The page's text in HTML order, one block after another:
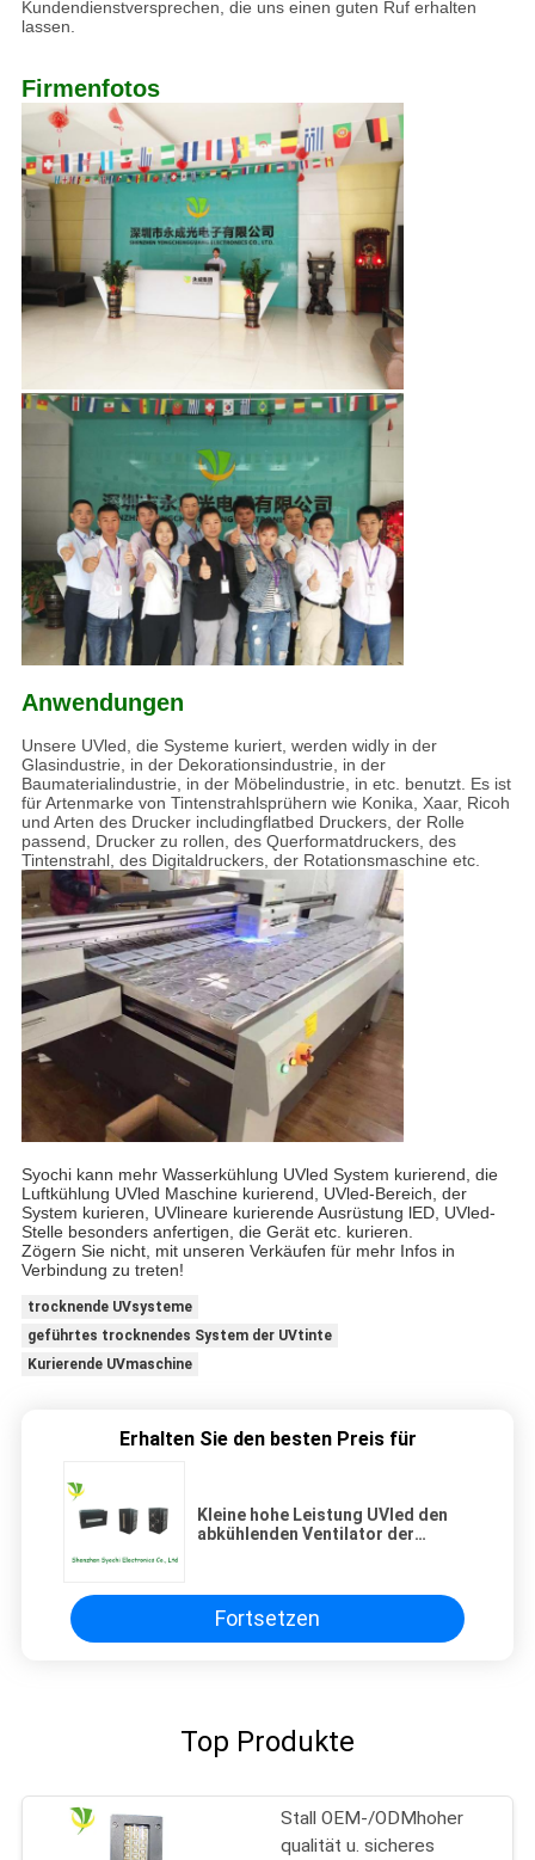
Kundendienstversprechen, die uns einen guten Ruf erhalten
lassen.
Firmenfotos
Anwendungen
Unsere UVled, die Systeme kuriert, werden widly in der
Glasindustrie, in der Dekorationsindustrie, in der
Baumaterialindustrie, in der Möbelindustrie, in etc. benutzt. Es ist
für Artenmarke von Tintenstrahlsprühern wie Konika, Xaar, Ricoh
und Arten des Drucker includingflatbed Druckers, der Rolle
passend, Drucker zu rollen, des Querformatdruckers, des
Tintenstrahl, des Digitaldruckers, der Rotationsmaschine etc.
Syochi kann mehr Wasserkühlung UVled System kurierend, die
Luftkühlung UVled Maschine kurierend, UVled-Bereich, der
System kurieren, UVlineare kurierende Ausrüstung lED, UVled-
Stelle besonders anfertigen, die Gerät etc. kurieren.
Zögern Sie nicht, mit unseren Verkäufen für mehr Infos in
Verbindung zu treten!
trocknende UVsysteme
geführtes trocknendes System der UVtinte
Kurierende UVmaschine
Erhalten Sie den besten Preis für
Kleine hohe Leistung UVled den
abkühlenden Ventilator der
24V
Fortsetzen
Top Produkte
Stall OEM-/ODMhoher
qualität u. sicheres